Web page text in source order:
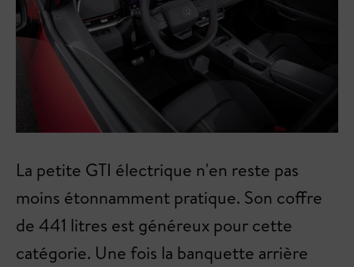
La petite GTI électrique n'en reste pas
moins étonnamment pratique. Son coffre
de 441 litres est généreux pour cette
catégorie. Une fois la banquette arrière